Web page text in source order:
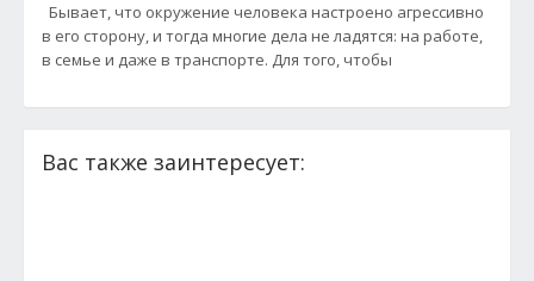
Бывает, что окружение человека настроено агрессивно
в его сторону, и тогда многие дела не ладятся: на работе,
в семье и даже в транспорте. Для того, чтобы
Вас также заинтересует: